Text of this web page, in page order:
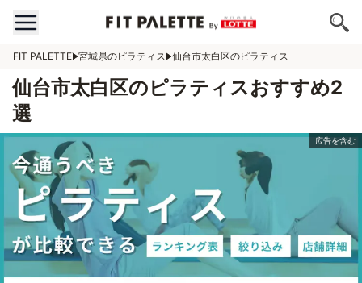
FIT PALETTE 宮城県のピラティス 仙台市太白区のピラティス
仙台市太白区のピラティスおすすめ2
選